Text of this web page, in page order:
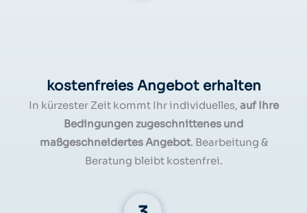
kostenfreies Angebot erhalten
In kürzester Zeit kommt Ihr individuelles, auf Ihre
Bedingungen zugeschnittenes und
maßgeschneidertes Angebot. Bearbeitung &
Beratung bleibt kostenfrei.